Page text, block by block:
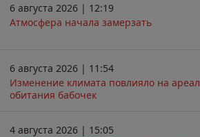
6 августа 2026 | 12:19
Атмосфера начала замерзать
6 августа 2026 | 11:54
Изменение климата повлияло на ареал
обитания бабочек
4 августа 2026 | 15:05